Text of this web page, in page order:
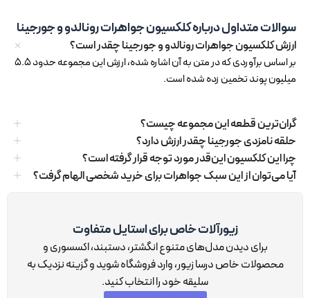
سوالات متداول درباره کلکسیون جواهرات رونالدو و جورجینا
ارزش کلکسیون جواهرات رونالدو و جورجینا چقدر است؟
بر اساس برآوردی که در متن به آن اشاره شده، ارزش این مجموعه حدود 5.5
میلیون پوند تخمین زده شده است.
گران‌ترین قطعه این مجموعه چیست؟
حلقه نامزدی جورجینا چقدر ارزش دارد؟
چرا این کلکسیون این‌قدر مورد توجه قرار گرفته است؟
آیا می‌توان از این سبک جواهرات برای خرید شخصی الهام گرفت؟
زیورآلات خاص برای استایل متفاوت
برای دیدن مدل‌های متنوع انگشتر، دستبند، اکسسوری و
محصولات خاص درسا زیور، وارد فروشگاه شوید و گزینه نزدیک به
سلیقه خود را انتخاب کنید.